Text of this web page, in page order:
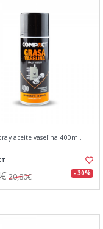
aceite vaselina 400ml.
20,80€ - 30%